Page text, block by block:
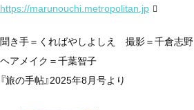
https://marunouchi.metropolitan.jp
聞き手＝くればやしよしえ 撮影＝千倉志野
ヘアメイク＝千葉智子
『旅の手帖』2025年8月号より